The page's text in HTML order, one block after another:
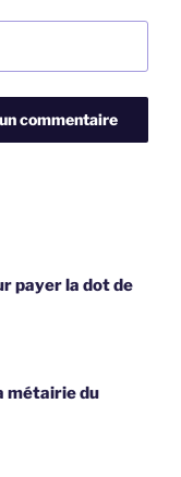
payer la dot de
métairie du